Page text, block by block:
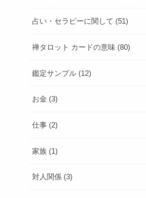
占い・セラピーに関して (51)
禅タロット カードの意味 (80)
鑑定サンプル (12)
お金 (3)
仕事 (2)
家族 (1)
対人関係 (3)